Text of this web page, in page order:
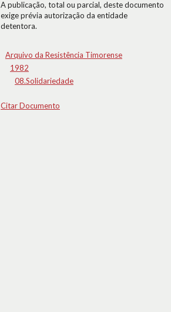
A publicação, total ou parcial, deste documento
exige prévia autorização da entidade
detentora.
Arquivo da Resistência Timorense
1982
08.Solidariedade
Citar Documento